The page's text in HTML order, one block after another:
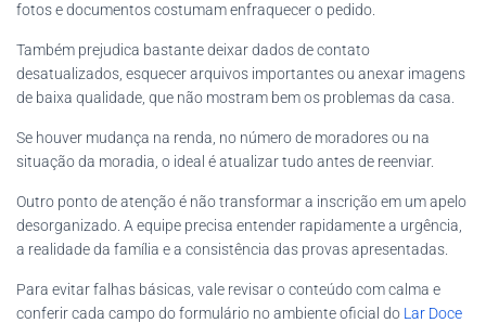
fotos e documentos costumam enfraquecer o pedido.
Também prejudica bastante deixar dados de contato
desatualizados, esquecer arquivos importantes ou anexar imagens
de baixa qualidade, que não mostram bem os problemas da casa.
Se houver mudança na renda, no número de moradores ou na
situação da moradia, o ideal é atualizar tudo antes de reenviar.
Outro ponto de atenção é não transformar a inscrição em um apelo
desorganizado. A equipe precisa entender rapidamente a urgência,
a realidade da família e a consistência das provas apresentadas.
Para evitar falhas básicas, vale revisar o conteúdo com calma e
conferir cada campo do formulário no ambiente oficial do Lar Doce